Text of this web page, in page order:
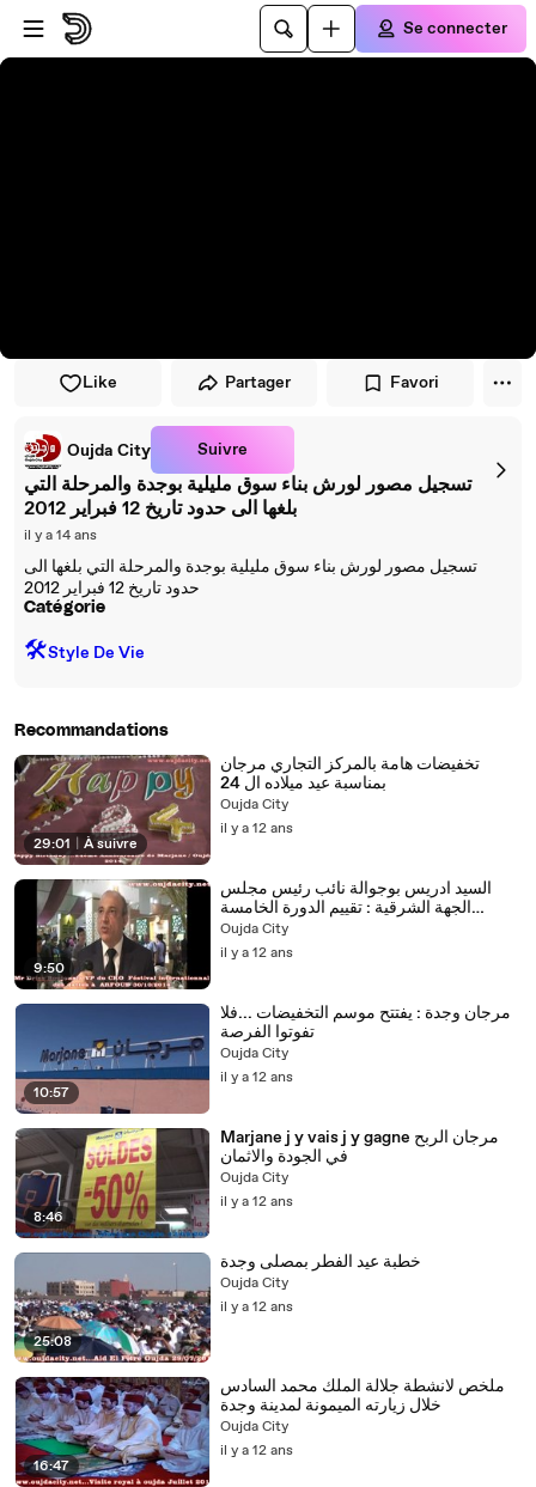
Passer au player
Passer au contenu principal
Se connecter
Like Partager Favori
Oujda City Suivre
تسجيل مصور لورش بناء سوق مليلية بوجدة والمرحلة التي
بلغها الى حدود تاريخ 12 فبراير 2012
il y a 14 ans
تسجيل مصور لورش بناء سوق مليلية بوجدة والمرحلة التي بلغها الى
حدود تاريخ 12 فبراير 2012
Catégorie
🛠️Style De Vie
Recommandations
29:01 À suivre
تخفيضات هامة بالمركز التجاري مرجان
بمناسبة عيد ميلاده ال 24
Oujda City
il y a 12 ans
9:50
السيد ادريس بوجوالة نائب رئيس مجلس
الجهة الشرقية : تقييم الدورة الخامسة
لبمعرض التمور بارفود
Oujda City
il y a 12 ans
10:57
مرجان وجدة : يفتتح موسم التخفيضات ...فلا
تفوتوا الفرصة
Oujda City
il y a 12 ans
8:46
Marjane j y vais j y gagne مرجان الربح
في الجودة والاثمان
Oujda City
il y a 12 ans
25:08
خطبة عيد الفطر بمصلى وجدة
Oujda City
il y a 12 ans
16:47
ملخص لانشطة جلالة الملك محمد السادس
خلال زيارته الميمونة لمدينة وجدة
Oujda City
il y a 12 ans